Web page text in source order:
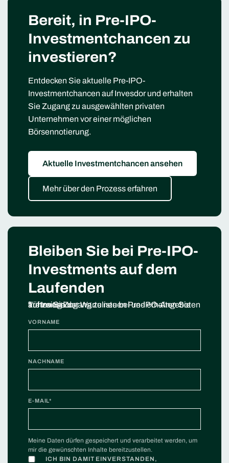
Bereit, in Pre-IPO-
Investmentchancen zu
investieren?
Entdecken Sie aktuelle Pre-IPO-
Investmentchancen auf Invesdor und erhalten
Sie Zugang zu ausgewählten privaten
Unternehmen vor einer möglichen
Börsennotierung.
Aktuelle Investmentchancen ansehen
Mehr über den Prozess erfahren
Bleiben Sie bei Pre-IPO-
Investments auf dem
Laufenden
Treten Sie der Warteliste bei und erhalten Sie frühzeitig Zugang zu neuen Pre‑IPO‑Angeboten auf Invesdor.
VORNAME
NACHNAME
E-MAIL*
Meine Daten dürfen gespeichert und verarbeitet werden, um
mir die gewünschten Inhalte bereitzustellen.
ICH BIN DAMIT EINVERSTANDEN,